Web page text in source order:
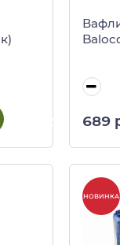
689
НОВИНКА